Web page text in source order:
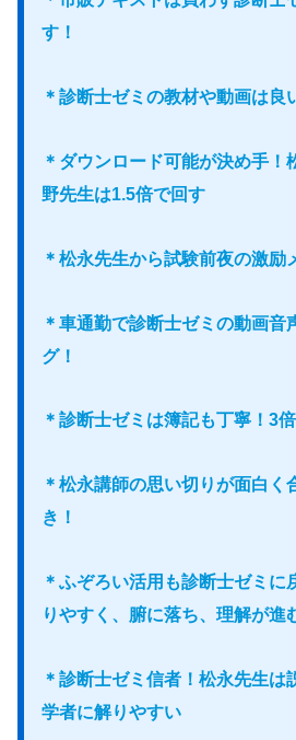
す！
＊診断士ゼミの教材や動画は良
＊ダウンロード可能が決め手！
野先生は1.5倍で回す
＊松永先生から試験前夜の激励
＊車通勤で診断士ゼミの動画音
グ！
＊診断士ゼミは簿記も丁寧！3
＊松永講師の思い切りが面白く
き！
＊ふぞろい活用も診断士ゼミに
りやすく、腑に落ち、理解が進
＊診断士ゼミ信者！松永先生は
学者に解りやすい